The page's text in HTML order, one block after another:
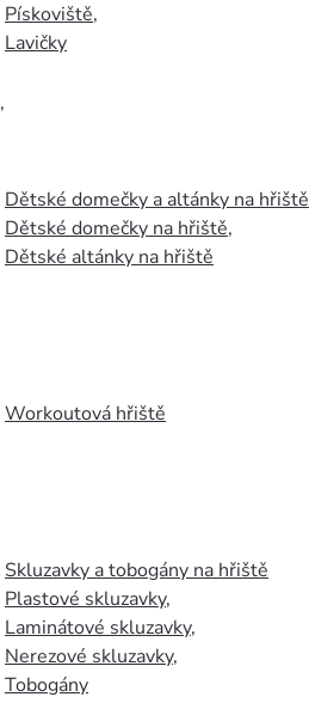
,
Pískoviště,
Lavičky
Dětské domečky a altánky na hřiště
Dětské domečky na hřiště,
Dětské altánky na hřiště
Workoutová hřiště
Skluzavky a tobogány na hřiště
Plastové skluzavky,
Laminátové skluzavky,
Nerezové skluzavky,
Tobogány